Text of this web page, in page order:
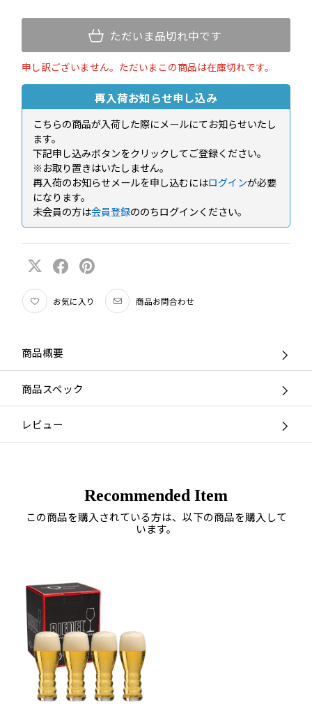
ただいま品切れ中です
申し訳ございません。ただいまこの商品は在庫切れです。
再入荷お知らせ申し込み
こちらの商品が入荷した際にメールにてお知らせいたし
ます。
下記申し込みボタンをクリックしてご登録ください。
※お取り置きはいたしません。
再入荷のお知らせメールを申し込むにはログインが必要
になります。
未会員の方は会員登録ののちログインください。
お気に入り 商品お問合わせ
商品概要
商品スペック
レビュー
Recommended Item
この商品を購入されている方は、以下の商品を購入して
います。